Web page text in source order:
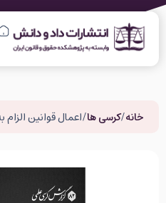
خانه/کرسی ها/ اعمال قوانین